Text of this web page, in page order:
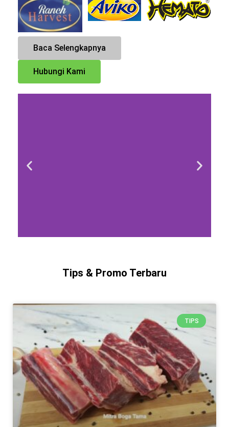
Baca Selengkapnya
Hubungi Kami
Tips & Promo Terbaru
TIPS